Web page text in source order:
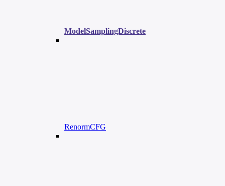
ModelSamplingDiscrete
RenormCFG